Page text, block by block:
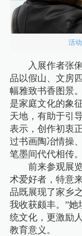
活
入展作者张
品以假山、文房
幅雅致书香图景
是家庭文化的象
天地，有助于引
表示，创作初衷
过书画陶冶情操
笔墨间代代相传。
前来参观展
术爱好者，特意
品既展现了家乡
我收获颇丰。”
统文化，更激励
教育意义。